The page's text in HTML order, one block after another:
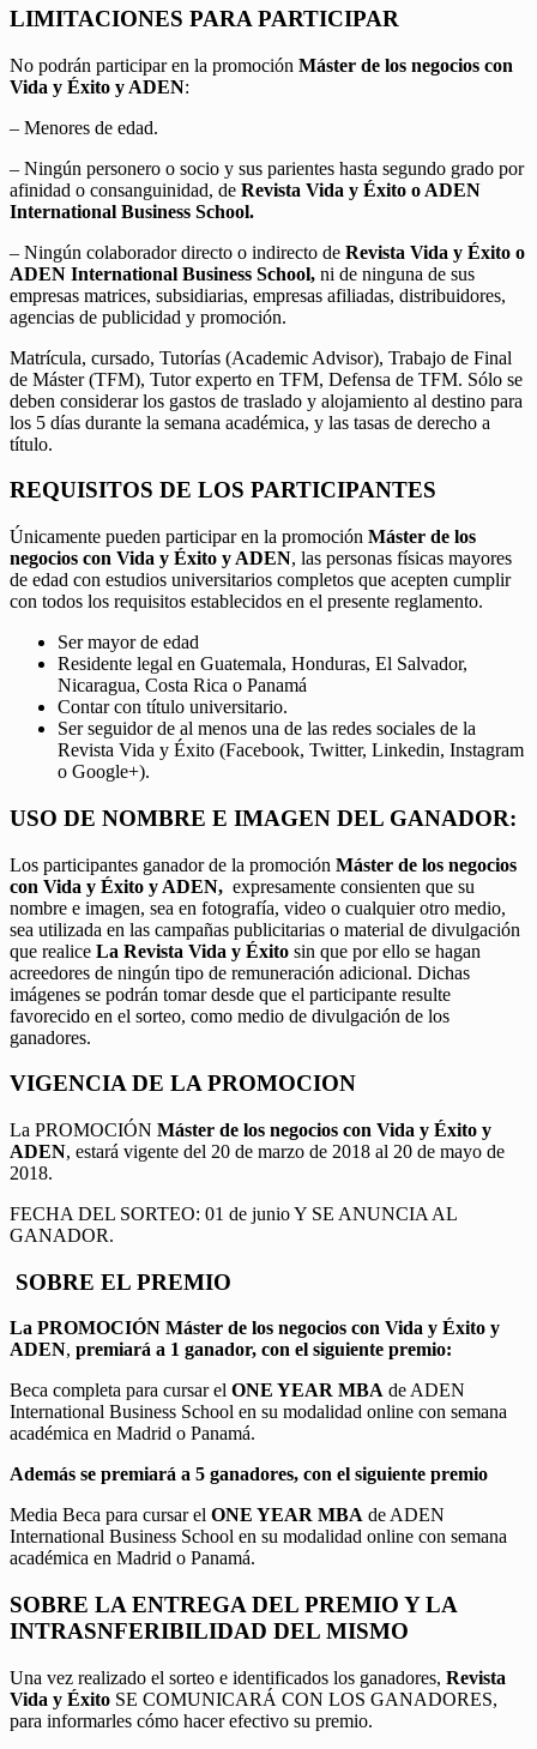
LIMITACIONES PARA PARTICIPAR
No podrán participar en la promoción Máster de los negocios con
Vida y Éxito y ADEN:
– Menores de edad.
– Ningún personero o socio y sus parientes hasta segundo grado por
afinidad o consanguinidad, de Revista Vida y Éxito o ADEN
International Business School.
– Ningún colaborador directo o indirecto de Revista Vida y Éxito o
ADEN International Business School, ni de ninguna de sus
empresas matrices, subsidiarias, empresas afiliadas, distribuidores,
agencias de publicidad y promoción.
Matrícula, cursado, Tutorías (Academic Advisor), Trabajo de Final
de Máster (TFM), Tutor experto en TFM, Defensa de TFM. Sólo se
deben considerar los gastos de traslado y alojamiento al destino para
los 5 días durante la semana académica, y las tasas de derecho a
título.
REQUISITOS DE LOS PARTICIPANTES
Únicamente pueden participar en la promoción Máster de los
negocios con Vida y Éxito y ADEN, las personas físicas mayores
de edad con estudios universitarios completos que acepten cumplir
con todos los requisitos establecidos en el presente reglamento.
Ser mayor de edad
Residente legal en Guatemala, Honduras, El Salvador,
Nicaragua, Costa Rica o Panamá
Contar con título universitario.
Ser seguidor de al menos una de las redes sociales de la
Revista Vida y Éxito (Facebook, Twitter, Linkedin, Instagram
o Google+).
USO DE NOMBRE E IMAGEN DEL GANADOR:
Los participantes ganador de la promoción Máster de los negocios
con Vida y Éxito y ADEN, expresamente consienten que su
nombre e imagen, sea en fotografía, video o cualquier otro medio,
sea utilizada en las campañas publicitarias o material de divulgación
que realice La Revista Vida y Éxito sin que por ello se hagan
acreedores de ningún tipo de remuneración adicional. Dichas
imágenes se podrán tomar desde que el participante resulte
favorecido en el sorteo, como medio de divulgación de los
ganadores.
VIGENCIA DE LA PROMOCION
La PROMOCIÓN Máster de los negocios con Vida y Éxito y
ADEN, estará vigente del 20 de marzo de 2018 al 20 de mayo de
2018.
FECHA DEL SORTEO: 01 de junio Y SE ANUNCIA AL
GANADOR.
SOBRE EL PREMIO
La PROMOCIÓN Máster de los negocios con Vida y Éxito y
ADEN, premiará a 1 ganador, con el siguiente premio:
Beca completa para cursar el ONE YEAR MBA de ADEN
International Business School en su modalidad online con semana
académica en Madrid o Panamá.
Además se premiará a 5 ganadores, con el siguiente premio
Media Beca para cursar el ONE YEAR MBA de ADEN
International Business School en su modalidad online con semana
académica en Madrid o Panamá.
SOBRE LA ENTREGA DEL PREMIO Y LA
INTRASNFERIBILIDAD DEL MISMO
Una vez realizado el sorteo e identificados los ganadores, Revista
Vida y Éxito SE COMUNICARÁ CON LOS GANADORES,
para informarles cómo hacer efectivo su premio.